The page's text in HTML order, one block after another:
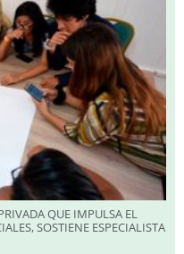
QUE IMPULSA EL
SOSTIENE ESPECIALISTA